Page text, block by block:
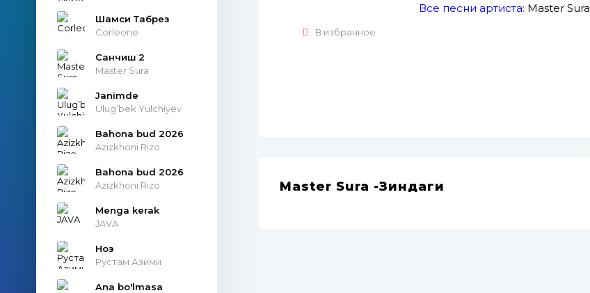
Шамси Табрез
Corleone
Санчиш 2
Master Sura
Janimde
Ulug’bek Yulchiyev
Bahona bud 2026
Azizkhoni Rizo
Bahona bud 2026
Azizkhoni Rizo
Menga kerak
JAVA
Ноз
Рустам Азими
Ana bo'lmasa
В избранное
Все песни артиста: Master Sura
Master Sura -Зиндаги